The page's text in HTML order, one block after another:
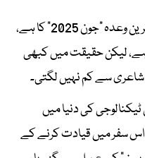
بلال بن ثاقب نے کہا کہ بھارت کا تازہ ترین وعدہ "جون 2025" کا ہے،
ہے، لیکن حقیقت میں کبھی
شاعری سے کم نہیں لگتی۔
کی دنیا میں
سفر میں قیادت کرنے کے